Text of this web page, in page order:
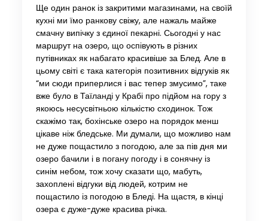
Ще один ранок із закритими магазинами, на своїй
кухні ми їмо ранкову свіжу, але нажаль майже
смачну випічку з єдиної пекарні. Сьогодні у нас
маршрут на озеро, що оспівують в різних
путівниках як набагато красивіше за Блед. Але в
цьому світі є така категорія позитивних відгуків як
“ми сюди приперлися і вас тепер змусимо”, таке
вже було в Таїланді у Крабі про підйом на гору з
якоюсь несусвітньою кількістю сходинок. Тож
скажімо так, бохінське озеро на порядок менш
цікаве ніж бледське. Ми думали, що можливо нам
не дуже пощастило з погодою, але за пів дня ми
озеро бачили і в погану погоду і в сонячну із
синім небом, тож хочу сказати що, мабуть,
захоплені відгуки від людей, котрим не
пощастило із погодою в Бледі. На щастя, в кінці
озера є дуже-дуже красива річка.